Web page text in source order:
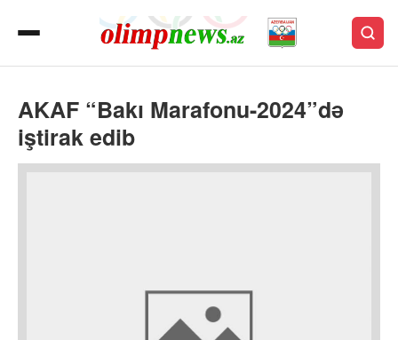
AKAF “Bakı Marafonu-2024”də
iştirak edib